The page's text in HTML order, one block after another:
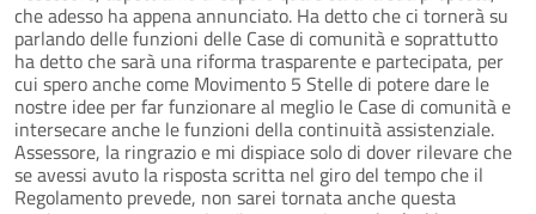
che adesso ha appena annunciato. Ha detto che ci tornerà su
parlando delle funzioni delle Case di comunità e soprattutto
ha detto che sarà una riforma trasparente e partecipata, per
cui spero anche come Movimento 5 Stelle di potere dare le
nostre idee per far funzionare al meglio le Case di comunità e
intersecare anche le funzioni della continuità assistenziale.
Assessore, la ringrazio e mi dispiace solo di dover rilevare che
se avessi avuto la risposta scritta nel giro del tempo che il
Regolamento prevede, non sarei tornata anche questa